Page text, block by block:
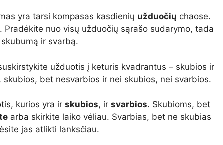
yra tarsi kompasas kasdienių užduočių chaose.
nuo visų užduočių sąrašo sudarymo, tada
ir svarbą.
užduotis į keturis kvadrantus – skubios ir
, skubios, bet nesvarbios ir nei skubios, nei svarbios.
kurios yra ir skubios, ir svarbios. Skubioms, bet
arba skirkite laiko vėliau. Svarbias, bet ne skubias
jas atlikti lanksčiau.